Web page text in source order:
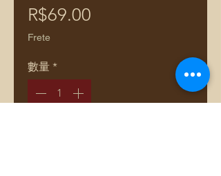
R$69.00
Frete
數量 *